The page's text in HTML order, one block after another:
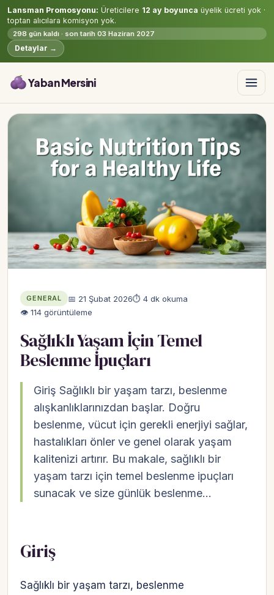
Lansman Promosyonu: Üreticilere 12 ay boyunca üyelik ücreti yok ·
toptan alıcılara komisyon yok.
298 gün kaldı · son tarih 03 Haziran 2027
Detaylar →
Yaban Mersini
GENERAL 📅 21 Şubat 2026⏱ 4 dk okuma
👁 114 görüntüleme
Sağlıklı Yaşam İçin Temel
Beslenme İpuçları
Giriş Sağlıklı bir yaşam tarzı, beslenme
alışkanlıklarınızdan başlar. Doğru
beslenme, vücut için gerekli enerjiyi sağlar,
hastalıkları önler ve genel olarak yaşam
kalitenizi artırır. Bu makale, sağlıklı bir
yaşam tarzı için temel beslenme ipuçları
sunacak ve size günlük beslenme…
Giriş
Sağlıklı bir yaşam tarzı, beslenme